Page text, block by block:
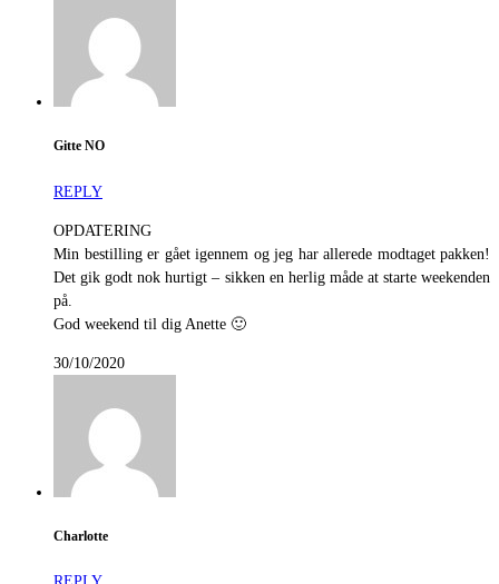
Gitte NO
REPLY
OPDATERING
Min bestilling er gået igennem og jeg har allerede modtaget pakken!
Det gik godt nok hurtigt – sikken en herlig måde at starte weekenden
på.
God weekend til dig Anette 🙂
30/10/2020
Charlotte